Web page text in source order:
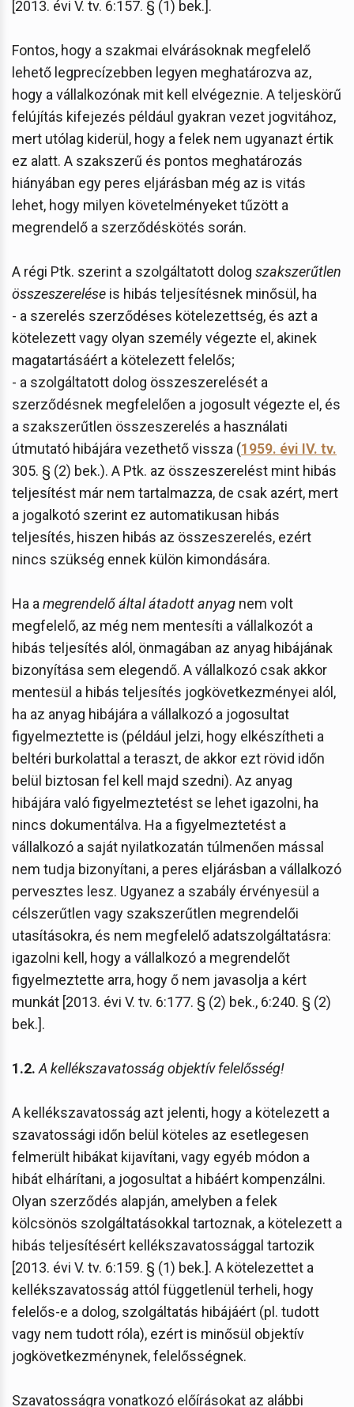
[2013. évi V. tv. 6:157. § (1) bek.].
Fontos, hogy a szakmai elvárásoknak megfelelő
lehető legprecízebben legyen meghatározva az,
hogy a vállalkozónak mit kell elvégeznie. A teljeskörű
felújítás kifejezés például gyakran vezet jogvitához,
mert utólag kiderül, hogy a felek nem ugyanazt értik
ez alatt. A szakszerű és pontos meghatározás
hiányában egy peres eljárásban még az is vitás
lehet, hogy milyen követelményeket tűzött a
megrendelő a szerződéskötés során.
A régi Ptk. szerint a szolgáltatott dolog szakszerűtlen
összeszerelése is hibás teljesítésnek minősül, ha
- a szerelés szerződéses kötelezettség, és azt a
kötelezett vagy olyan személy végezte el, akinek
magatartásáért a kötelezett felelős;
- a szolgáltatott dolog összeszerelését a
szerződésnek megfelelően a jogosult végezte el, és
a szakszerűtlen összeszerelés a használati
útmutató hibájára vezethető vissza (1959. évi IV. tv.
305. § (2) bek.). A Ptk. az összeszerelést mint hibás
teljesítést már nem tartalmazza, de csak azért, mert
a jogalkotó szerint ez automatikusan hibás
teljesítés, hiszen hibás az összeszerelés, ezért
nincs szükség ennek külön kimondására.
Ha a megrendelő által átadott anyag nem volt
megfelelő, az még nem mentesíti a vállalkozót a
hibás teljesítés alól, önmagában az anyag hibájának
bizonyítása sem elegendő. A vállalkozó csak akkor
mentesül a hibás teljesítés jogkövetkezményei alól,
ha az anyag hibájára a vállalkozó a jogosultat
figyelmeztette is (például jelzi, hogy elkészítheti a
beltéri burkolattal a teraszt, de akkor ezt rövid időn
belül biztosan fel kell majd szedni). Az anyag
hibájára való figyelmeztetést se lehet igazolni, ha
nincs dokumentálva. Ha a figyelmeztetést a
vállalkozó a saját nyilatkozatán túlmenően mással
nem tudja bizonyítani, a peres eljárásban a vállalkozó
pervesztes lesz. Ugyanez a szabály érvényesül a
célszerűtlen vagy szakszerűtlen megrendelői
utasításokra, és nem megfelelő adatszolgáltatásra:
igazolni kell, hogy a vállalkozó a megrendelőt
figyelmeztette arra, hogy ő nem javasolja a kért
munkát [2013. évi V. tv. 6:177. § (2) bek., 6:240. § (2)
bek.].
1.2. A kellékszavatosság objektív felelősség!
A kellékszavatosság azt jelenti, hogy a kötelezett a
szavatossági időn belül köteles az esetlegesen
felmerült hibákat kijavítani, vagy egyéb módon a
hibát elhárítani, a jogosultat a hibáért kompenzálni.
Olyan szerződés alapján, amelyben a felek
kölcsönös szolgáltatásokkal tartoznak, a kötelezett a
hibás teljesítésért kellékszavatossággal tartozik
[2013. évi V. tv. 6:159. § (1) bek.]. A kötelezettet a
kellékszavatosság attól függetlenül terheli, hogy
felelős-e a dolog, szolgáltatás hibájáért (pl. tudott
vagy nem tudott róla), ezért is minősül objektív
jogkövetkezménynek, felelősségnek.
Szavatosságra vonatkozó előírásokat az alábbi